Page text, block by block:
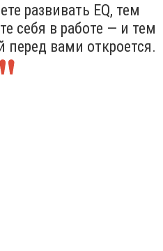
развивать EQ, тем
себя в работе — и тем
вами откроется.